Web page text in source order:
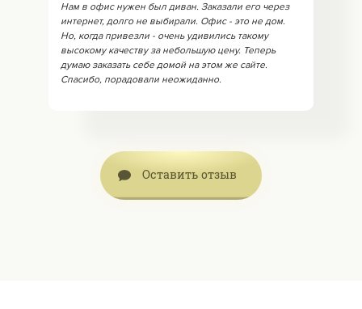
Нам в офис нужен был диван. Заказали его через
интернет, долго не выбирали. Офис - это не дом.
Но, когда привезли - очень удивились такому
высокому качеству за небольшую цену. Теперь
думаю заказать себе домой на этом же сайте.
Спасибо, порадовали неожиданно.
Оставить отзыв